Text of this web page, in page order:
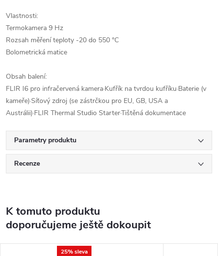
Vlastnosti:
Termokamera 9 Hz
Rozsah měření teploty -20 do 550 °C
Bolometrická matice
Obsah balení:
FLIR I6 pro infračervená kamera·Kufřík na tvrdou kufříku·Baterie (v
kameře)·Síťový zdroj (se zástrčkou pro EU, GB, USA a
Austrálii)·FLIR Thermal Studio Starter·Tištěná dokumentace
Parametry produktu
Recenze
K tomuto produktu
doporučujeme ještě dokoupit
25% sleva